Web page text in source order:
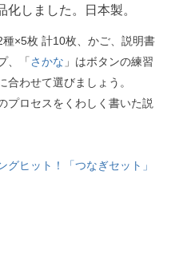
化しました。日本製。
×5枚 計10枚、かご、説明書
、「 さかな 」はボタンの練習
わせて選びましょう。
プロセスをくわしく書いた説
グヒット！「つなぎセット」